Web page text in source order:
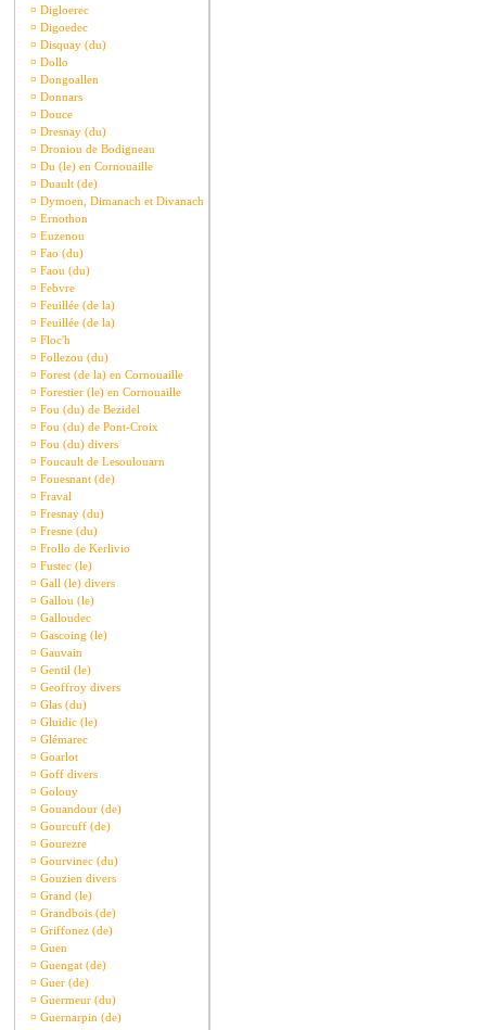
¤ Digloerec
¤ Digoedec
¤ Disquay (du)
¤ Dollo
¤ Dongoallen
¤ Donnars
¤ Douce
¤ Dresnay (du)
¤ Droniou de Bodigneau
¤ Du (le) en Cornouaille
¤ Duault (de)
¤ Dymoen, Dimanach et Divanach
¤ Ernothon
¤ Euzenou
¤ Fao (du)
¤ Faou (du)
¤ Febvre
¤ Feuillée (de la)
¤ Feuillée (de la)
¤ Floc'h
¤ Follezou (du)
¤ Forest (de la) en Cornouaille
¤ Forestier (le) en Cornouaille
¤ Fou (du) de Bezidel
¤ Fou (du) de Pont-Croix
¤ Fou (du) divers
¤ Foucault de Lesoulouarn
¤ Fouesnant (de)
¤ Fraval
¤ Fresnay (du)
¤ Fresne (du)
¤ Frollo de Kerlivio
¤ Fustec (le)
¤ Gall (le) divers
¤ Gallou (le)
¤ Galloudec
¤ Gascoing (le)
¤ Gauvain
¤ Gentil (le)
¤ Geoffroy divers
¤ Glas (du)
¤ Gluidic (le)
¤ Glémarec
¤ Goarlot
¤ Goff divers
¤ Golouy
¤ Gouandour (de)
¤ Gourcuff (de)
¤ Gourezre
¤ Gourvinec (du)
¤ Gouzien divers
¤ Grand (le)
¤ Grandbois (de)
¤ Griffonez (de)
¤ Guen
¤ Guengat (de)
¤ Guer (de)
¤ Guermeur (du)
¤ Guernarpin (de)